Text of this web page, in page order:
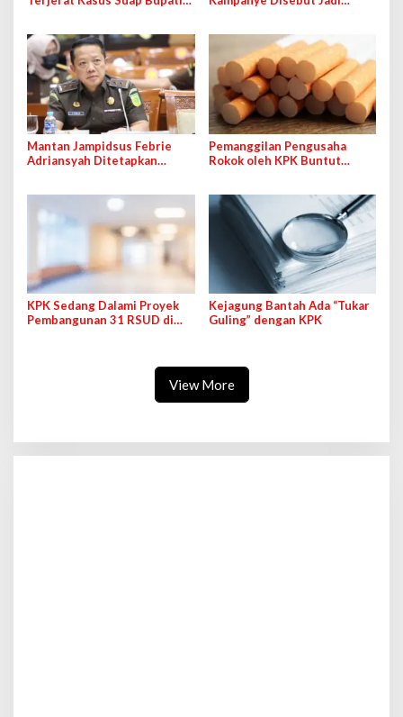
Mantan Jampidsus Febrie
Adriansyah Ditetapkan
Pemanggilan Pengusaha
Rokok oleh KPK Buntut
KPK Sedang Dalami Proyek
Pembangunan 31 RSUD di
Kejagung Bantah Ada “Tukar
Guling” dengan KPK
View More